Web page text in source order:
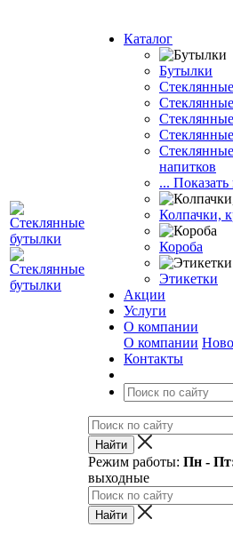
Каталог
Бутылки
напитков
... Показать
Колпачки,
Короба
Этикетки
Акции
Услуги
О компании
О компании
Контакты
Режим работы: Пн -
выходные